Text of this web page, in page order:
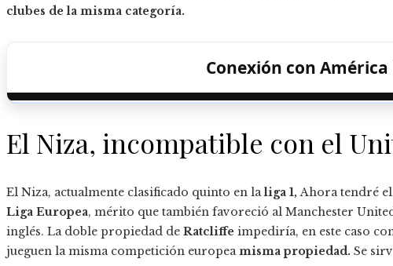
clubes de la misma categoría.
Conexión con
El Niza, incompatible con el
El Niza, actualmente clasificado quinto en laliga 1,Ahora tendré
Liga Europea, mérito que también favoreció al Manchester
inglés. La doble propiedad de Ratcliffe impediría, en este caso
jueguen la misma competición europeamisma propiedad. Se